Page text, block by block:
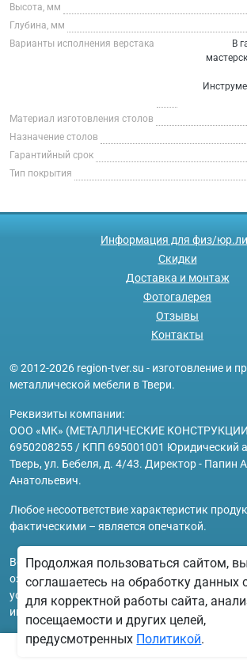
Высота, мм
Глубина, мм
Варианты исполнения верстака
В
Материал изготовления столов
Назначение столов
Гарантийный срок
Тип покрытия
Информация для физ/
Скидки
Доставка и монтаж
Фотогалерея
Отзывы
Контакты
© 2012-2026 region-tver.su - изготовление и
металлической мебели в Твери.
Реквизиты компании:
ООО «МК» (МЕТАЛЛИЧЕСКИЕ
6950208255 / КПП 695001001 Юридический
Тверь, ул. Бебеля, д. 4/43. Директор - Папин
Анатольевич.
Любое несоответствие характеристик
фактическими – является опечаткой.
Вся информация на сайте region-tver.su носит
ознакомительный и справочный характер и
условиях не является публичной офертой.
информацию можно узнать по телефонам
Продолжая пользоваться сайтом, вы
соглашаетесь на обработку данных
для корректной работы сайта,
посещаемости и других целей,
предусмотренных Политикой.